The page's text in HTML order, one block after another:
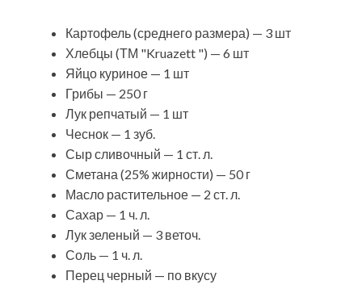
Картофель (среднего размера) — 3 шт
Хлебцы (ТМ "Kruazett ") — 6 шт
Яйцо куриное — 1 шт
Грибы — 250 г
Лук репчатый — 1 шт
Чеснок — 1 зуб.
Сыр сливочный — 1 ст. л.
Сметана (25% жирности) — 50 г
Масло растительное — 2 ст. л.
Сахар — 1 ч. л.
Лук зеленый — 3 веточ.
Соль — 1 ч. л.
Перец черный — по вкусу